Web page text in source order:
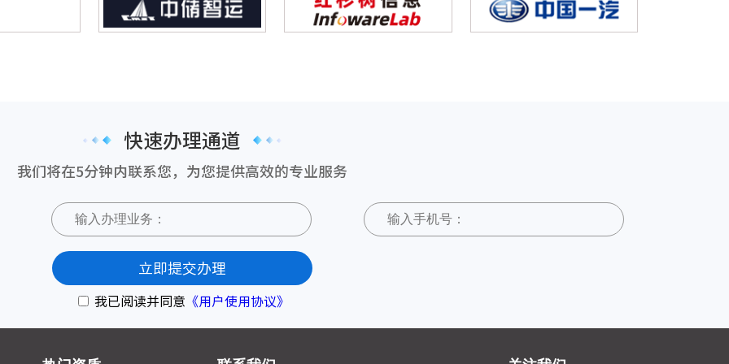
快速办理通道
我们将在5分钟内联系您，为您提供高效的专业服务
立即提交办理
我已阅读并同意 《用户使用协议》